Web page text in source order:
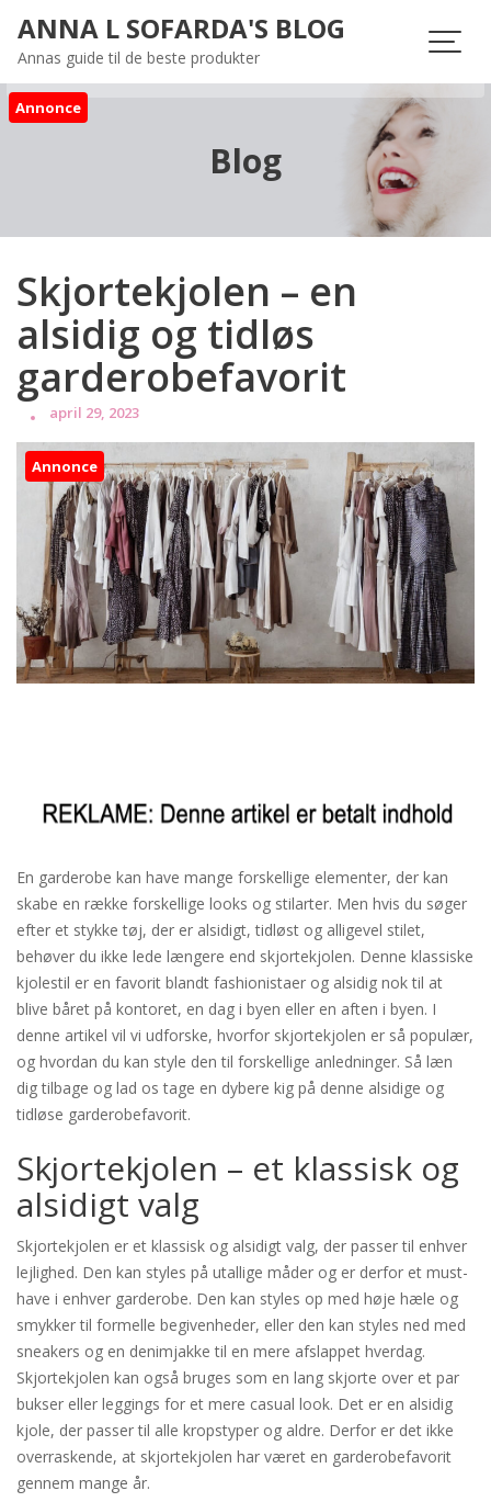
content
ANNA L SOFARDA'S BLOG
Annas guide til de beste produkter
Annonce
Blog
Skjortekjolen – en
alsidig og tidløs
garderobefavorit
april 29, 2023
Annonce
En garderobe kan have mange forskellige elementer, der kan
skabe en række forskellige looks og stilarter. Men hvis du søger
efter et stykke tøj, der er alsidigt, tidløst og alligevel stilet,
behøver du ikke lede længere end skjortekjolen. Denne klassiske
kjolestil er en favorit blandt fashionistaer og alsidig nok til at
blive båret på kontoret, en dag i byen eller en aften i byen. I
denne artikel vil vi udforske, hvorfor skjortekjolen er så populær,
og hvordan du kan style den til forskellige anledninger. Så læn
dig tilbage og lad os tage en dybere kig på denne alsidige og
tidløse garderobefavorit.
Skjortekjolen – et klassisk og
alsidigt valg
Skjortekjolen er et klassisk og alsidigt valg, der passer til enhver
lejlighed. Den kan styles på utallige måder og er derfor et must-
have i enhver garderobe. Den kan styles op med høje hæle og
smykker til formelle begivenheder, eller den kan styles ned med
sneakers og en denimjakke til en mere afslappet hverdag.
Skjortekjolen kan også bruges som en lang skjorte over et par
bukser eller leggings for et mere casual look. Det er en alsidig
kjole, der passer til alle kropstyper og aldre. Derfor er det ikke
overraskende, at skjortekjolen har været en garderobefavorit
gennem mange år.